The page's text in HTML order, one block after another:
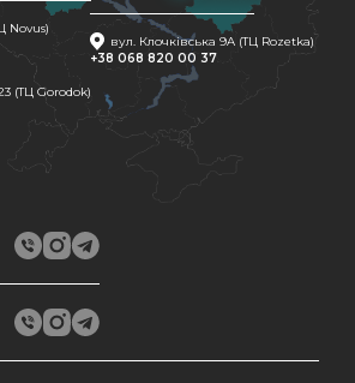
Novus)
(ТЦ Gorodok)
вул. Клочківська 9A (ТЦ Rozetka)
+38 068 820 00 37